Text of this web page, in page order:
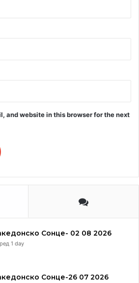
and website in this browser for the next
Сонце- 02 08 2026
1 day
Сонце-26 07 2026